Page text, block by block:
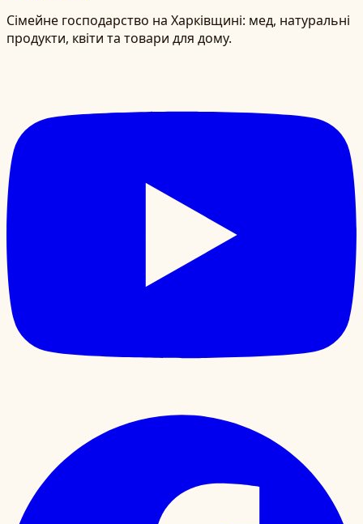
Сімейне господарство на Харківщині: мед, натуральні
продукти, квіти та товари для дому.